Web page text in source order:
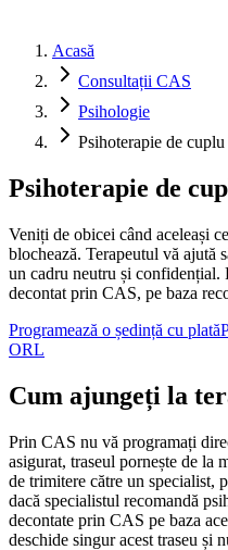
Acasă
Consultații CAS
Psihologie
Psihoterapie de
Psihoterapie de
Veniți de obicei când aceleași
blochează. Terapeutul vă ajută
un cadru neutru și confidențial.
decontat prin CAS, pe baza
Programează o ședință cu plată
ORL
Cum ajungeți la
Prin CAS nu vă programați
asigurat, traseul pornește de la
de trimitere către un specialist,
dacă specialistul recomandă
decontate prin CAS pe baza
deschide singur acest traseu și